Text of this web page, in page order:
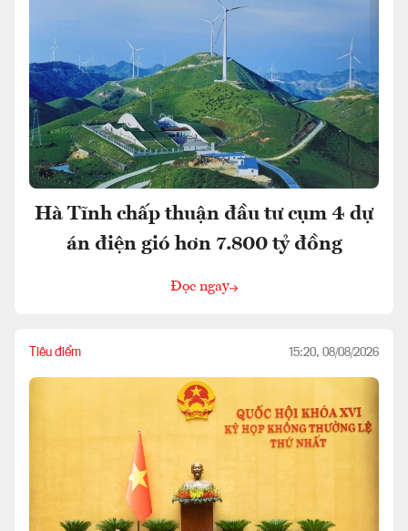
Hà Tĩnh chấp thuận đầu tư cụm 4 dự
án điện gió hơn 7.800 tỷ đồng
Đọc ngay
Tiêu điểm 15:20, 08/08/2026